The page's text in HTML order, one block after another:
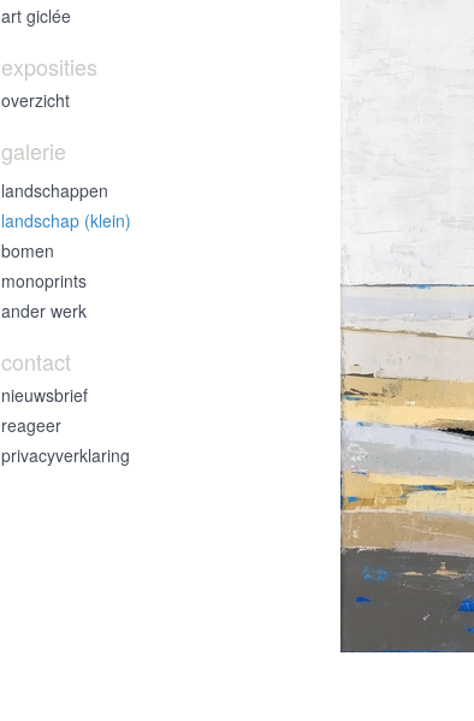
art giclée
exposities
overzicht
galerie
landschappen
landschap (klein)
bomen
monoprints
ander werk
contact
nieuwsbrief
reageer
privacyverklaring